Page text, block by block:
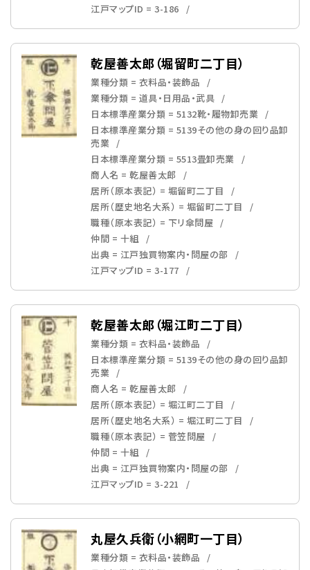
江戸マップID = 3-186
乾屋善太郎（堀留町二丁目）
業種分類 = 衣料品・装飾品
業種分類 = 道具・日用品・武具
日本標準産業分類 = 5132靴・履物卸売業
日本標準産業分類 = 5139その他の身の回り品卸
売業
日本標準産業分類 = 5513畳卸売業
商人名 = 乾屋善太郎
居所（原本表記） = 堀留町二丁目
居所（歴史地名大系） = 堀留町二丁目
職種（原本表記） = 下リ傘問屋
仲間 = 十組
出典 = 江戸独買物案内・問屋の部
江戸マップID = 3-177
乾屋善太郎（堀江町二丁目）
業種分類 = 衣料品・装飾品
日本標準産業分類 = 5139その他の身の回り品卸
売業
商人名 = 乾屋善太郎
居所（原本表記） = 堀江町二丁目
居所（歴史地名大系） = 堀江町二丁目
職種（原本表記） = 菅笠問屋
仲間 = 十組
出典 = 江戸独買物案内・問屋の部
江戸マップID = 3-221
丸屋久兵衛（小網町一丁目）
業種分類 = 衣料品・装飾品